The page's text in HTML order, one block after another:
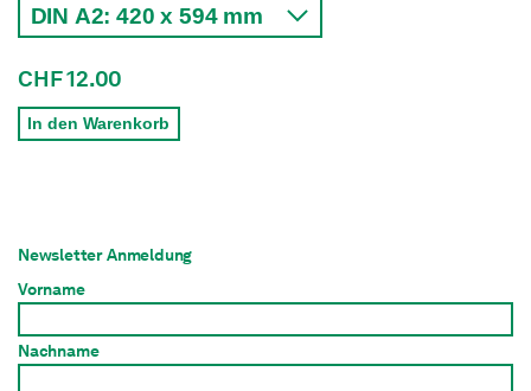
CHF 12.00
In den Warenkorb
Newsletter Anmeldung
Vorname
Nachname